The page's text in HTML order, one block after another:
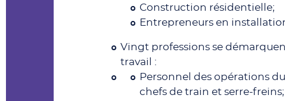
Construction résidentielle;
Entrepreneurs en
Vingt professions se
travail :
Personnel des opérations
chefs de train et serre-freins;